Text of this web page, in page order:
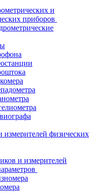
и
приборов
измерителей физических
и измерителей